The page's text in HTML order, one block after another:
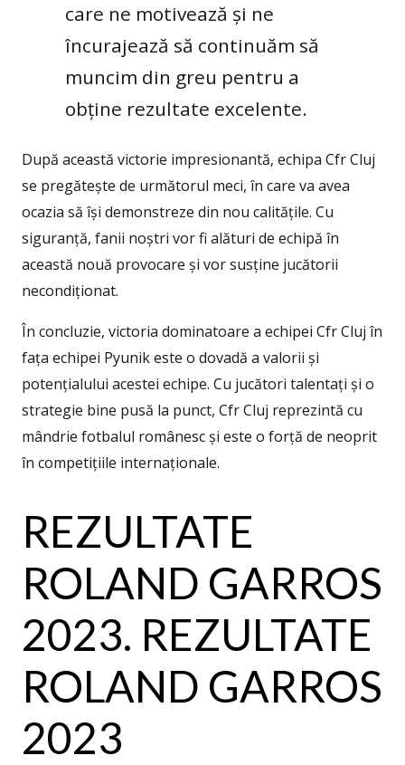
care ne motivează și ne
încurajează să continuăm să
muncim din greu pentru a
obține rezultate excelente.
După această victorie impresionantă, echipa Cfr Cluj
se pregătește de următorul meci, în care va avea
ocazia să își demonstreze din nou calitățile. Cu
siguranță, fanii noștri vor fi alături de echipă în
această nouă provocare și vor susține jucătorii
necondiționat.
În concluzie, victoria dominatoare a echipei Cfr Cluj în
fața echipei Pyunik este o dovadă a valorii și
potențialului acestei echipe. Cu jucători talentați și o
strategie bine pusă la punct, Cfr Cluj reprezintă cu
mândrie fotbalul românesc și este o forță de neoprit
în competițiile internaționale.
REZULTATE
ROLAND GARROS
2023. REZULTATE
ROLAND GARROS
2023